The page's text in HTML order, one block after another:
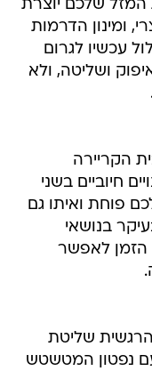
שלכם יוצרת
ומינון הדרמות
עכשיו לגרום
ושליטה, ולא
הקריירה
חיוביים בשני
פוחת ואיתו גם
בנושאי
הזמן לאפשר
שליטת
נפטון המטשטש